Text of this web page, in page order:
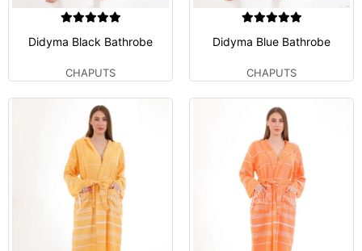
Didyma Black Bathrobe
CHAPUTS
Didyma Blue Bathrobe
CHAPUTS